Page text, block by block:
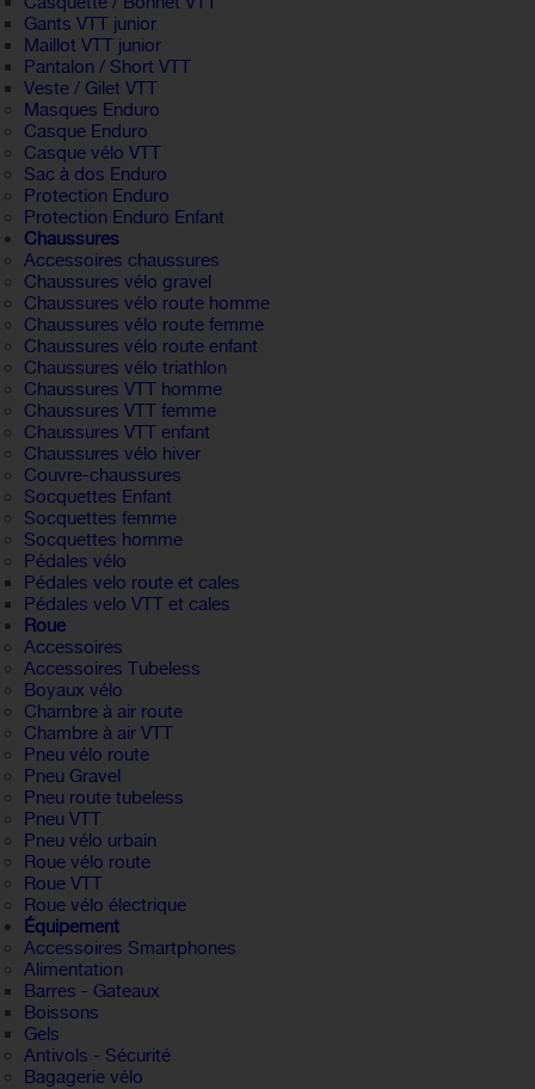
Gants VTT junior
Maillot VTT junior
Pantalon / Short VTT
Veste / Gilet VTT
Masques Enduro
Casque Enduro
Casque vélo VTT
Sac à dos Enduro
Protection Enduro
Protection Enduro Enfant
Chaussures
Accessoires chaussures
Chaussures vélo gravel
Chaussures vélo route homme
Chaussures vélo route femme
Chaussures vélo route enfant
Chaussures vélo triathlon
Chaussures VTT homme
Chaussures VTT femme
Chaussures VTT enfant
Chaussures vélo hiver
Couvre-chaussures
Socquettes Enfant
Socquettes femme
Socquettes homme
Pédales vélo
Pédales velo route et cales
Pédales velo VTT et cales
Roue
Accessoires
Accessoires Tubeless
Boyaux vélo
Chambre à air route
Chambre à air VTT
Pneu vélo route
Pneu Gravel
Pneu route tubeless
Pneu VTT
Pneu vélo urbain
Roue vélo route
Roue VTT
Roue vélo électrique
Équipement
Accessoires Smartphones
Alimentation
Barres - Gateaux
Boissons
Gels
Antivols - Sécurité
Bagagerie vélo